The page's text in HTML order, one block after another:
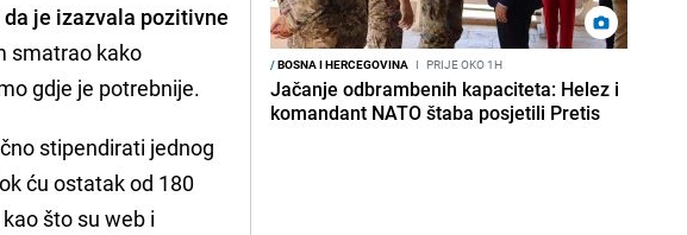
je izazvala pozitivne
smatrao kako
gdje je potrebnije.
stipendirati jednog
ću ostatak od 180
što su web i
/BOSNA I HERCEGOVINA I PRIJE OKO 1H
Jačanje odbrambenih kapaciteta: Helez i
komandant NATO štaba posjetili Pretis